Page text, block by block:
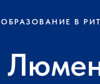
ОБРАЗОВАНИЕ В